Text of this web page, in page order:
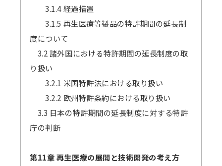
3.1.4 経過措置
3.1.5 再生医療等製品の特許期間の延長制
度について
3.2 諸外国における特許期間の延長制度の取
り扱い
3.2.1 米国特許法における取り扱い
3.2.2 欧州特許条約における取り扱い
3.3 日本の特許期間の延長制度に対する特許
庁の判断
第11章 再生医療の展開と技術開発の考え方